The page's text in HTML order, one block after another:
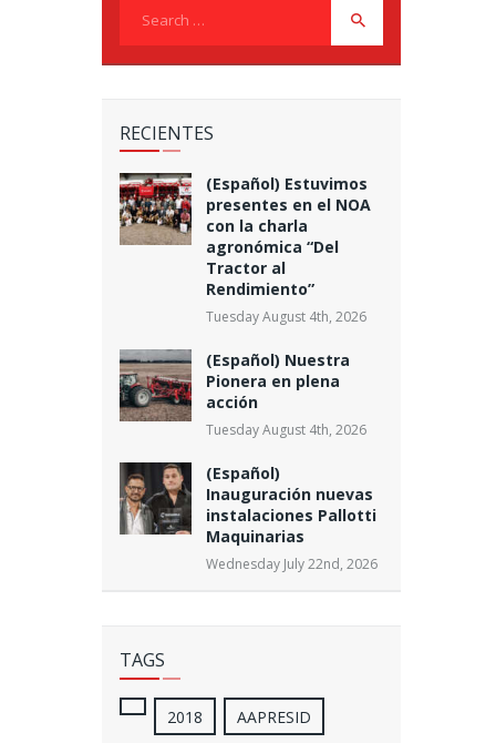
RECIENTES
(Español) Estuvimos
presentes en el NOA
con la charla
agronómica “Del
Tractor al
Rendimiento”
Tuesday August 4th, 2026
(Español) Nuestra
Pionera en plena
acción
Tuesday August 4th, 2026
(Español)
Inauguración nuevas
instalaciones Pallotti
Maquinarias
Wednesday July 22nd, 2026
TAGS
2018 AAPRESID